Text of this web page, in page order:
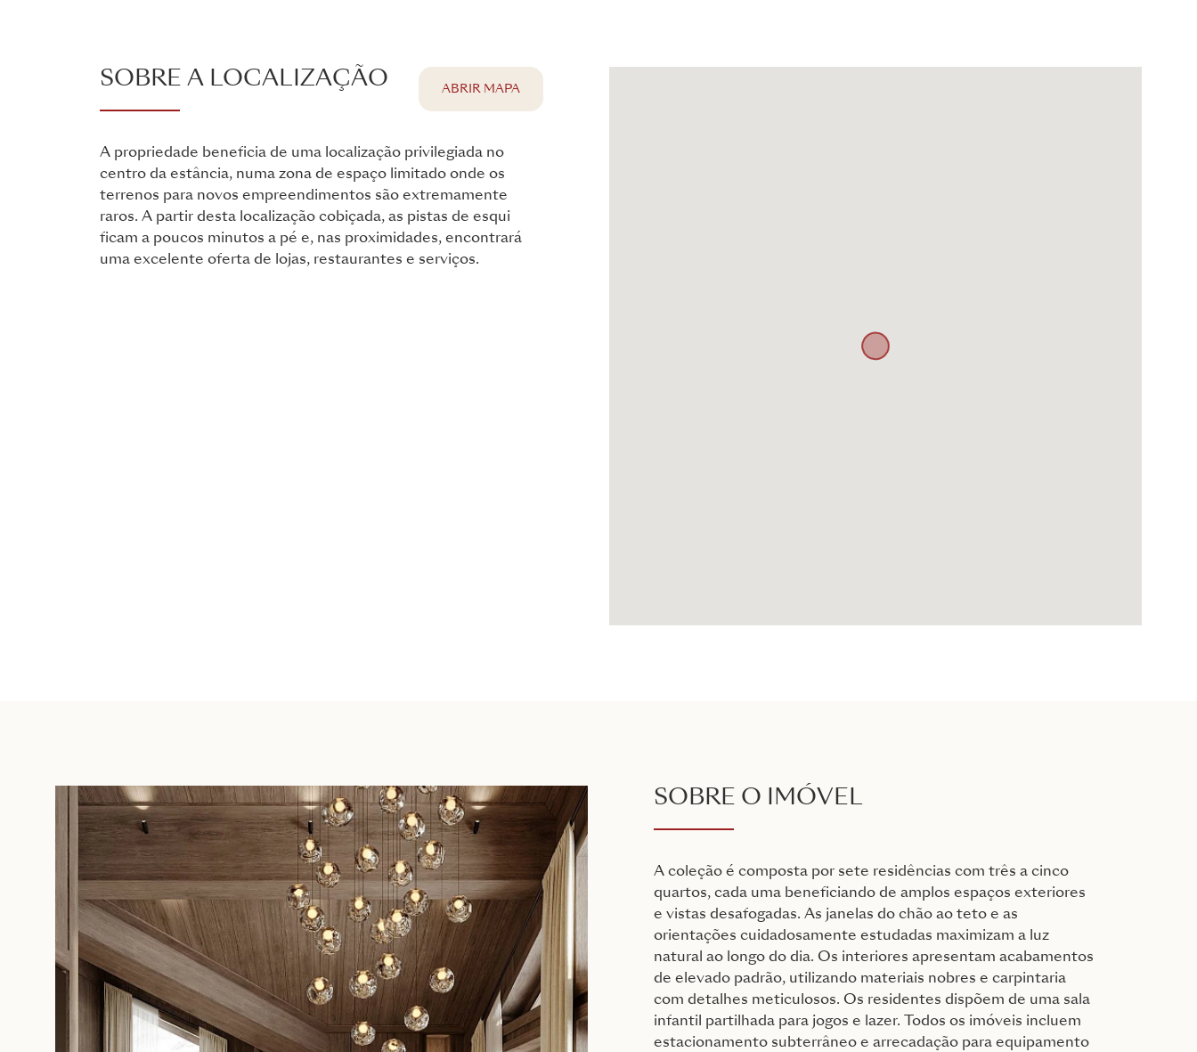
SOBRE A LOCALIZAÇÃO
A propriedade beneficia de uma localização privilegiada no
centro da estância, numa zona de espaço limitado onde os
terrenos para novos empreendimentos são extremamente
raros. A partir desta localização cobiçada, as pistas de esqui
ficam a poucos minutos a pé e, nas proximidades, encontrará
uma excelente oferta de lojas, restaurantes e serviços.
ABRIR MAPA
SOBRE O IMÓVEL
A coleção é composta por sete residências com três a cinco
quartos, cada uma beneficiando de amplos espaços exteriores
e vistas desafogadas. As janelas do chão ao teto e as
orientações cuidadosamente estudadas maximizam a luz
natural ao longo do dia. Os interiores apresentam acabamentos
de elevado padrão, utilizando materiais nobres e carpintaria
com detalhes meticulosos. Os residentes dispõem de uma sala
infantil partilhada para jogos e lazer. Todos os imóveis incluem
estacionamento subterrâneo e arrecadação para equipamento